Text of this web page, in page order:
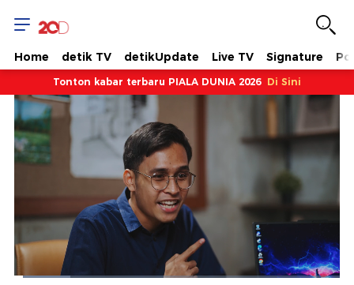
Home detik TV detikUpdate Live TV Signature
Tonton kabar terbaru PIALA DUNIA 2026 Di Sini
Dimuat: